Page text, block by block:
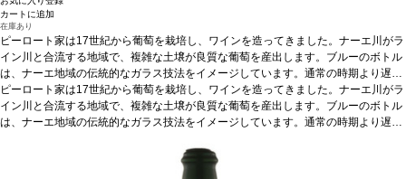
カートに追加
在庫あり
ピーロート家は17世紀から葡萄を栽培し、ワインを造ってきました。ナーエ川がラ
イン川と合流する地域で、複雑な土壌が良質な葡萄を産出します。ブルーのボトル
は、ナーエ地域の伝統的なガラス技法をイメージしています。通常の時期より遅く
摘み取った（シュペートレーゼ）完熟葡萄を使用うので、糖度が上がり、成分が凝
縮し、奥行のあるしっかりした味わいになります。滑らかでクリーミーな長い余
韻、そしてフレッシュさが特徴です。テイスティングノート マスカット、青リン
り、芳醇で飲みやすい、素晴らしくユニークな一本。
ケルナー シュペートレーゼワインの特徴
ピーロート家は17世紀から葡萄を栽培し、ワインを造ってきました。ナーエ川がラ
イン川と合流する地域で、複雑な土壌が良質な葡萄を産出します。ブルーのボトル
は、ナーエ地域の伝統的なガラス技法をイメージしています。通常の時期より遅く
縮し、奥行のあるしっかりした味わいになります。滑らかでクリーミーな長い余
韻、そしてフレッシュさが特徴です。
テイスティングノート